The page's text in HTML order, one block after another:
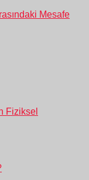
Mesafe
Fiziksel